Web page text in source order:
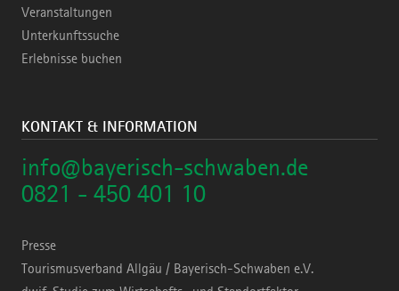
Veranstaltungen
Unterkunftssuche
Erlebnisse buchen
KONTAKT & INFORMATION
info@bayerisch-schwaben.de
0821 - 450 401 10
Presse
Tourismusverband Allgäu / Bayerisch-Schwaben e.V.